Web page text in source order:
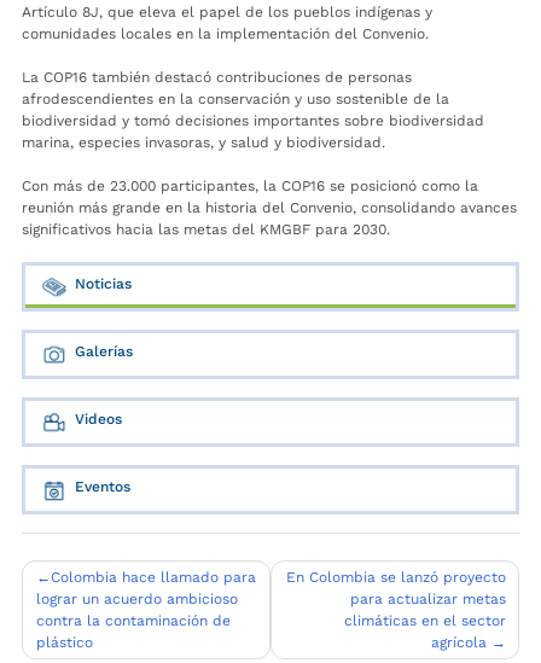
Artículo 8J, que eleva el papel de los pueblos indígenas y
comunidades locales en la implementación del Convenio.
La COP16 también destacó contribuciones de personas
afrodescendientes en la conservación y uso sostenible de la
biodiversidad y tomó decisiones importantes sobre biodiversidad
marina, especies invasoras, y salud y biodiversidad.
Con más de 23.000 participantes, la COP16 se posicionó como la
reunión más grande en la historia del Convenio, consolidando avances
significativos hacia las metas del KMGBF para 2030.
Noticias
Galerías
Videos
Eventos
Navegación
de
entradas
Colombia hace llamado para
lograr un acuerdo ambicioso
contra la contaminación de
plástico
En Colombia se lanzó proyecto
para actualizar metas
climáticas en el sector
agrícola